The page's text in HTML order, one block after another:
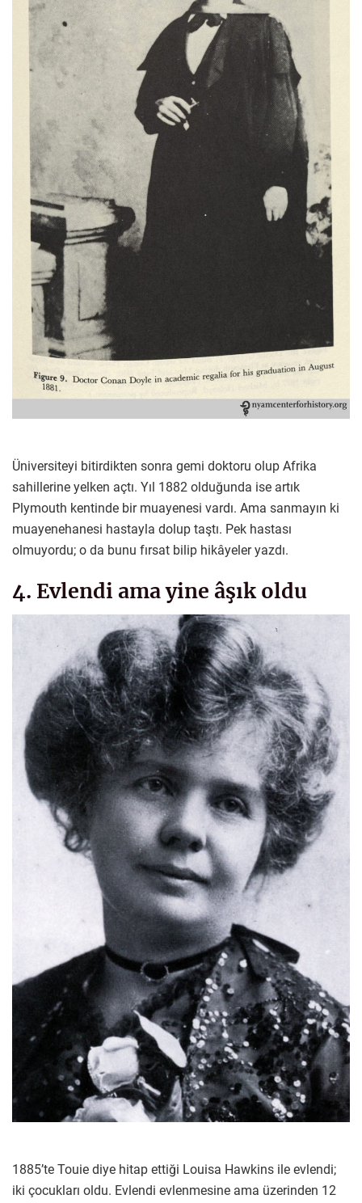
Üniversiteyi bitirdikten sonra gemi doktoru olup Afrika
sahillerine yelken açtı. Yıl 1882 olduğunda ise artık
Plymouth kentinde bir muayenesi vardı. Ama sanmayın ki
muayenehanesi hastayla dolup taştı. Pek hastası
olmuyordu; o da bunu fırsat bilip hikâyeler yazdı.
4. Evlendi ama yine âşık oldu
1885’te Touie diye hitap ettiği Louisa Hawkins ile evlendi;
iki çocukları oldu. Evlendi evlenmesine ama üzerinden 12